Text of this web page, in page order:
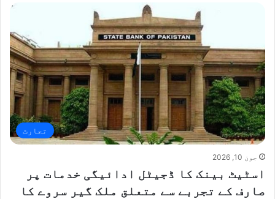
تجارت
جون 10, 2026
اسٹیٹ بینک کا ڈجیٹل ادائیگی خدمات پر
صارف کے تجربے سے متعلق ملک گیر سروے کا